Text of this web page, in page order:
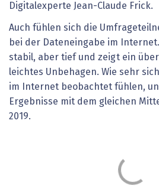
Digitalexperte Jean-Claude Frick.
Auch fühlen sich die
bei der Dateneingabe im
stabil, aber tief und zeigt ein
leichtes Unbehagen. Wie sehr
im Internet beobachtet fühlen,
Ergebnisse mit dem gleichen
2019.